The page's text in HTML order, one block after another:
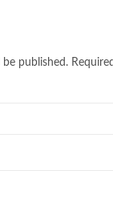
be published.